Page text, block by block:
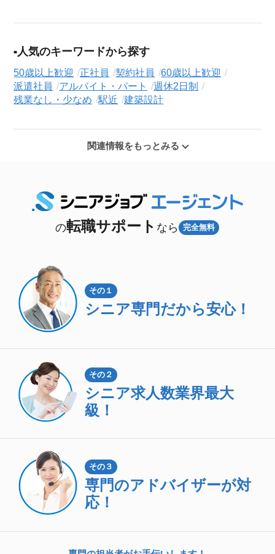
人気のキーワードから探す
50歳以上歓迎 正社員 契約社員
60歳以上歓迎
派遣社員
アルバイト・パート
週休2日制
残業なし・少なめ
駅近 建築設計
関連情報をもっとみる
の転職サポート なら 完全無料
その１
シニア専門だから安心！
その２
シニア求人数業界最大
級！
その３
専門のアドバイザーが対
応！